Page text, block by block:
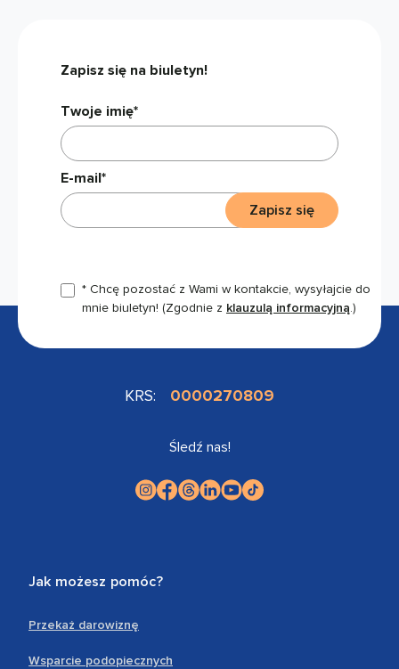
Zapisz się na biuletyn!
Twoje imię*
E-mail*
* Chcę pozostać z Wami w kontakcie, wysyłajcie do
mnie biuletyn! (Zgodnie z klauzulą informacyjną.)
Zapisz się
KRS: 0000270809
Śledź nas!
Jak możesz pomóc?
Przekaż darowiznę
Wsparcie podopiecznych